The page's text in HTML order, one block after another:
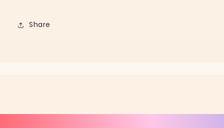
Share